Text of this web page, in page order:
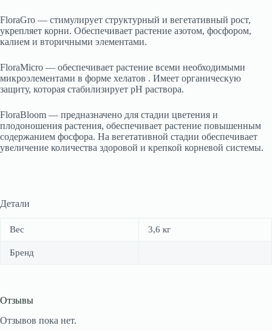
FloraGro — стимулирует структурный и вегетативный рост,
укрепляет корни. Обеспечивает растение азотом, фосфором,
калием и вторичными элементами.
FloraMicro — обеспечивает растение всеми необходимыми
микроэлементами в форме хелатов . Имеет органическую
защиту, которая стабилизирует рН раствора.
FloraBloom — предназначено для стадии цветения и
плодоношения растения, обеспечивает растение повышенным
содержанием фосфора. На вегетативной стадии обеспечивает
увеличение количества здоровой и крепкой корневой системы.
Детали
Вес 3,6 кг
Бренд
Отзывы
Отзывов пока нет.